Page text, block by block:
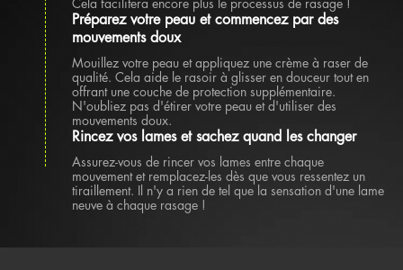
Préparez votre peau et commencez par des
mouvements doux
Mouillez votre peau et appliquez une crème à raser de
qualité. Cela aide le rasoir à glisser en douceur tout en
offrant une couche de protection supplémentaire.
N'oubliez pas d'étirer votre peau et d'utiliser des
mouvements doux.
Rincez vos lames et sachez quand les changer
Assurez-vous de rincer vos lames entre chaque
mouvement et remplacez-les dès que vous ressentez un
tiraillement. Il n'y a rien de tel que la sensation d'une lame
neuve à chaque rasage !